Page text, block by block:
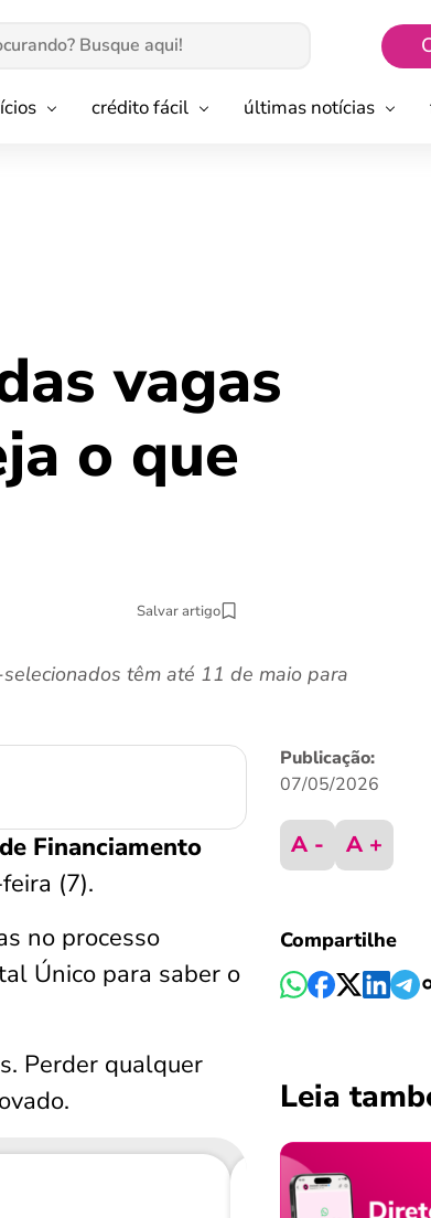
crédito fácil últimas notícias
vagas
o que
Salvar artigo
têm até 11 de maio para
Financiamento
(7).
no processo
Único para saber o
Perder qualquer
Publicação:
07/05/2026
A - A +
Compartilhe
Leia